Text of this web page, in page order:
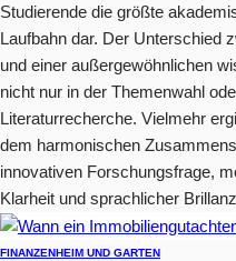
Studierende die größte
Laufbahn dar. Der Unterschied
und einer außergewöhnlichen
nicht nur in der Themenwahl
Literaturrecherche. Vielmehr
dem harmonischen
innovativen Forschungsfrage,
Klarheit und sprachlicher
FINANZENHEIM UND GARTEN